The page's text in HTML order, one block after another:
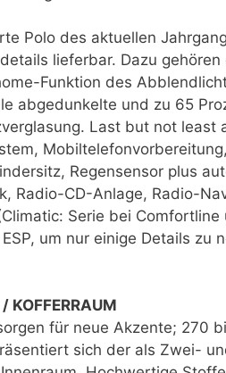
Polo des aktuellen
lieferbar. Dazu
Funktion des
abgedunkelte und zu 65
Last but not least
Regensensor plus
Radio-CD-Anlage, Radio-
Serie bei
um nur einige Details zu
KOFFERRAUM
für neue Akzente; 270
sich der als Zwei-